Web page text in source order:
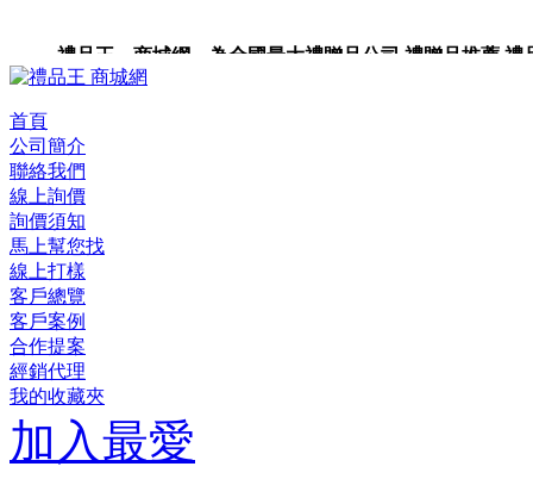
禮品王 商城網 為全國最大禮贈品公司,禮贈品推薦,禮
品包裝,禮品卡,企業禮品,禮品小物,高級禮品,禮品網站。
首頁
公司簡介
聯絡我們
線上詢價
詢價須知
馬上幫您找
線上打樣
客戶總覽
客戶案例
合作提案
經銷代理
我的收藏夾
加入最愛